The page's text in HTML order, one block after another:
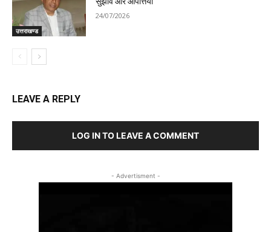
उत्तराखण्ड
24/07/2026
LEAVE A REPLY
LOG IN TO LEAVE A COMMENT
- Advertisment -